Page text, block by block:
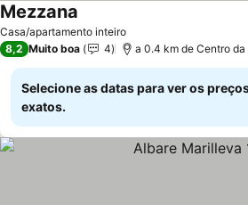
Casa/apartamento inteiro
Mezzana
8,2 Muito boa 4 a 0.4 km de Centro
Selecione as datas para ver os
exatos.